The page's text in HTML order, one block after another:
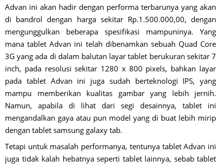
Advan ini akan hadir dengan performa terbarunya yang akan
di bandrol dengan harga sekitar Rp.1.500.000,00, dengan
mengunggulkan beberapa spesifikasi mampuninya. Yang
mana tablet Advan ini telah dibenamkan sebuah Quad Core
3G yang ada di dalam balutan layar tablet berukuran sekitar 7
inch, pada resolusi sekitar 1280 x 800 pixels, bahkan layar
pada tablet Advan ini juga sudah berteknologi IPS, yang
mampu memberikan kualitas gambar yang lebih jernih.
Namun, apabila di lihat dari segi desainnya, tablet ini
mengandalkan gaya atau pun model yang di buat lebih mirip
dengan tablet samsung galaxy tab.
Tetapi untuk masalah performanya, tentunya tablet Advan ini
juga tidak kalah hebatnya seperti tablet lainnya, sebab tablet